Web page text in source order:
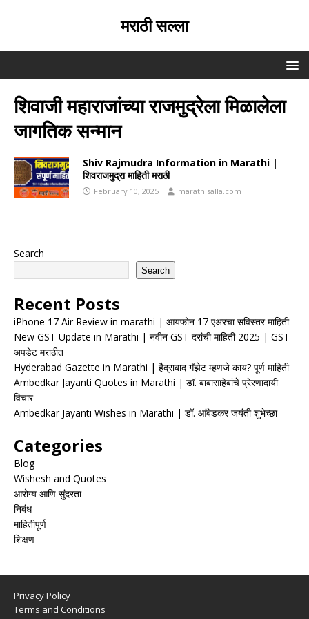
मराठी सल्ला
शिवाजी महाराजांच्या राजमुद्रेला मिळालेला
जागतिक सन्मान
Shiv Rajmudra Information in Marathi |
शिवराजमुद्रा माहिती मराठी
February 10, 2025 marathisalla.com
Search
Search
Recent Posts
iPhone 17 Air Review in marathi | आयफोन 17 एअरचा सविस्तर माहिती
New GST Update in Marathi | नवीन GST दरांची माहिती 2025 | GST
अपडेट मराठीत
Hyderabad Gazette in Marathi | हैद्राबाद गॅझेट म्हणजे काय? पूर्ण माहिती
Ambedkar Jayanti Quotes in Marathi | डॉ. बाबासाहेबांचे प्रेरणादायी
विचार
Ambedkar Jayanti Wishes in Marathi | डॉ. आंबेडकर जयंती शुभेच्छा
Categories
Blog
Wishesh and Quotes
आरोग्य आणि सुंदरता
निबंध
माहितीपूर्ण
शिक्षण
Privacy Policy
Terms and Conditions